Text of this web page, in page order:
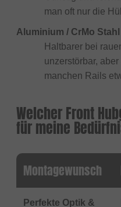
man oft nur die
Aluminium / CrMo Stahl
Haltbarer bei
unzerstörbar,
manchen Rails
Welcher Front
für meine
Montagewunsch
Perfekte Optik &